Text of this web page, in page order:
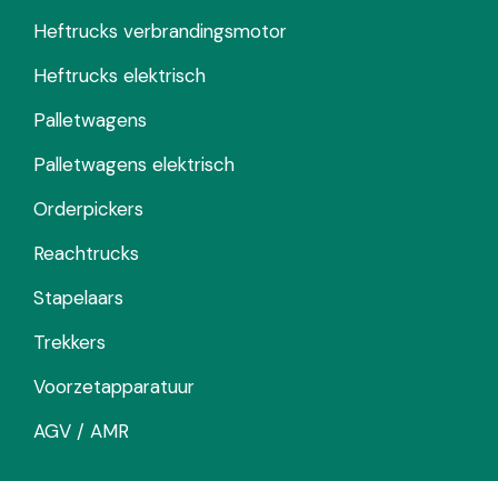
Heftrucks verbrandingsmotor
Heftrucks elektrisch
Palletwagens
Palletwagens elektrisch
Orderpickers
Reachtrucks
Stapelaars
Trekkers
Voorzetapparatuur
AGV / AMR